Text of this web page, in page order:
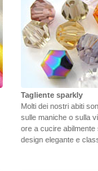
Tagliente sparkly
Molti dei nostri abiti
sulle maniche o sulla
ore a cucire
design elegante e